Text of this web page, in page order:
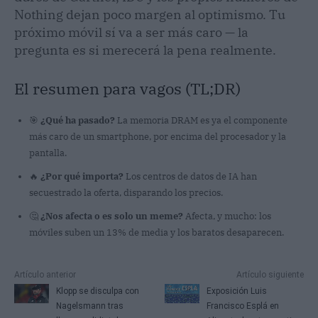
Nothing dejan poco margen al optimismo. Tu
próximo móvil sí va a ser más caro — la
pregunta es si merecerá la pena realmente.
El resumen para vagos (TL;DR)
🎯 ¿Qué ha pasado? La memoria DRAM es ya el componente
más caro de un smartphone, por encima del procesador y la
pantalla.
🔥 ¿Por qué importa? Los centros de datos de IA han
secuestrado la oferta, disparando los precios.
🤔¿Nos afecta o es solo un meme? Afecta, y mucho: los
móviles suben un 13% de media y los baratos desaparecen.
Artículo anterior
Klopp se disculpa con
Nagelsmann tras
Artículo siguiente
Exposición Luis
Francisco Esplá en